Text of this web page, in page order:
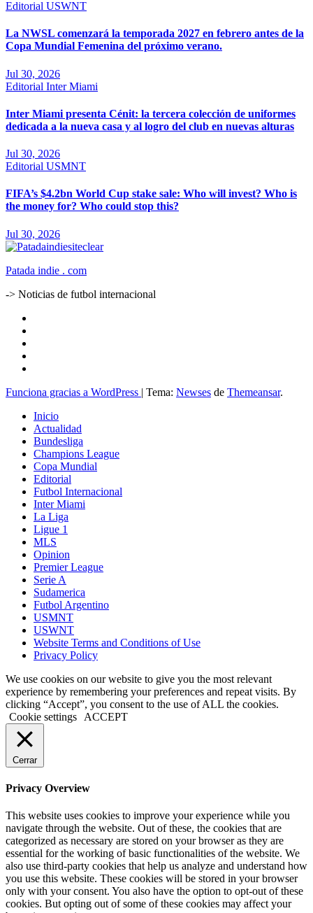
Editorial USWNT
La NWSL comenzará la temporada 2027 en febrero antes de la
Copa Mundial Femenina del próximo verano.
Jul 30, 2026
Editorial Inter Miami
Inter Miami presenta Cénit: la tercera colección de uniformes
dedicada a la nueva casa y al logro del club en nuevas alturas
Jul 30, 2026
Editorial USMNT
FIFA’s $4.2bn World Cup stake sale: Who will invest? Who is
the money for? Who could stop this?
Jul 30, 2026
Patada indie . com
-> Noticias de futbol internacional
Funciona gracias a WordPress | Tema: Newses de Themeansar.
Inicio
Actualidad
Bundesliga
Champions League
Copa Mundial
Editorial
Futbol Internacional
Inter Miami
La Liga
Ligue 1
MLS
Opinion
Premier League
Serie A
Sudamerica
Futbol Argentino
USMNT
USWNT
Website Terms and Conditions of Use
Privacy Policy
We use cookies on our website to give you the most relevant
experience by remembering your preferences and repeat visits. By
clicking “Accept”, you consent to the use of ALL the cookies.
Cookie settings
ACCEPT
Cerrar
Privacy Overview
This website uses cookies to improve your experience while you
navigate through the website. Out of these, the cookies that are
categorized as necessary are stored on your browser as they are
essential for the working of basic functionalities of the website. We
also use third-party cookies that help us analyze and understand how
you use this website. These cookies will be stored in your browser
only with your consent. You also have the option to opt-out of these
cookies. But opting out of some of these cookies may affect your